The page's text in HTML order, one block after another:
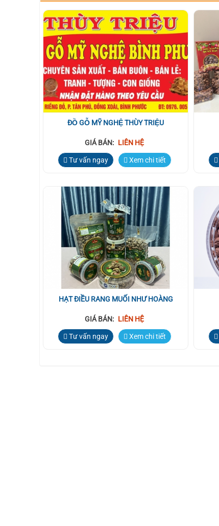
ĐỒ GỖ MỸ NGHỆ THÙY TRIỆU
GIÁ BÁN: LIÊN HỆ
Tư vấn ngay Xem chi tiết
HẠT ĐIỀU RANG MUỐI NHƯ HOÀNG
GIÁ BÁN: LIÊN HỆ
Tư vấn ngay Xem chi tiết